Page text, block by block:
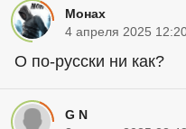
Монаx
4 апреля 2025
О по-русски ни как?
G N